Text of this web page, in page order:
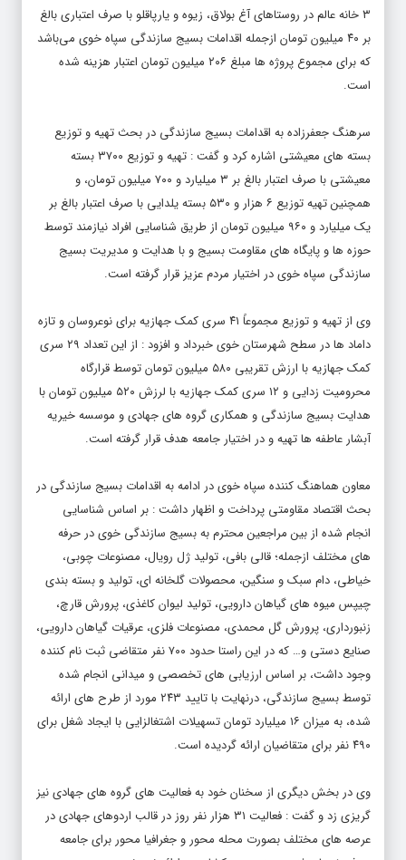
۳ خانه عالم در روستاهای آغ بولاق، زیوه و یارپاقلو با صرف اعتباری بالغ
بر ۴۰ میلیون تومان ازجمله اقدامات بسیج سازندگی سپاه خوی می‌باشد
که برای مجموع پروژه ها مبلغ ۲۰۶ میلیون تومان اعتبار هزینه شده
است.
سرهنگ جعفرزاده به اقدامات بسیج سازندگی در بحث تهیه و توزیع
بسته های معیشتی اشاره کرد و گفت : تهیه و توزیع ۳۷۰۰ بسته
معیشتی با صرف اعتبار بالغ بر ۳ میلیارد و ۷۰۰ میلیون تومان، و
همچنین تهیه توزیع ۶ هزار و ۵۳۰ بسته یلدایی با صرف اعتبار بالغ بر
یک میلیارد و ۹۶۰ میلیون تومان از طریق شناسایی افراد نیازمند توسط
حوزه ها و پایگاه های مقاومت بسیج و با هدایت و مدیریت بسیج
سازندگی سپاه خوی در اختیار مردم عزیز قرار گرفته است.
وی از تهیه و توزیع مجموعاً ۴۱ سری کمک جهازیه برای نوعروسان و تازه
داماد ها در سطح شهرستان خوی خبرداد و افزود : از این تعداد ۲۹ سری
کمک جهازیه با ارزش تقریبی ۵۸۰ میلیون تومان توسط قرارگاه
محرومیت زدایی و ۱۲ سری کمک جهازیه با لرزش ۵۲۰ میلیون تومان با
هدایت بسیج سازندگی و همکاری گروه های جهادی و موسسه خیریه
آبشار عاطفه ها تهیه و در اختیار جامعه هدف قرار گرفته است.
معاون هماهنگ کننده سپاه خوی در ادامه به اقدامات بسیج سازندگی در
بحث اقتصاد مقاومتی پرداخت و اظهار داشت : بر اساس شناسایی
انجام شده از بین مراجعین محترم به بسیج سازندگی خوی در حرفه
های مختلف ازجمله؛ قالی بافی، تولید ژل رویال، مصنوعات چوبی،
خیاطی، دام سبک و سنگین، محصولات گلخانه ای، تولید و بسته بندی
چیپس میوه های گیاهان دارویی، تولید لیوان کاغذی، پرورش قارچ،
زنبورداری، پرورش گل محمدی، مصنوعات فلزی، عرقیات گیاهان دارویی،
صنایع دستی و… که در این راستا حدود ۷۰۰ نفر متقاضی ثبت نام کننده
وجود داشت، بر اساس ارزیابی های تخصصی و میدانی انجام شده
توسط بسیج سازندگی، درنهایت با تایید ۲۴۳ مورد از طرح های ارائه
شده، به میزان ۱۶ میلیارد تومان تسهیلات اشتغالزایی با ایجاد شغل برای
۴۹۰ نفر برای متقاضیان ارائه گردیده است.
وی در بخش دیگری از سخنان خود به فعالیت های گروه های جهادی نیز
گریزی زد و گفت : فعالیت ۳۱ هزار نفر روز در قالب اردوهای جهادی در
عرصه های مختلف بصورت محله محور و جغرافیا محور برای جامعه